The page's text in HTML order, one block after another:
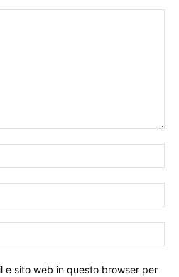
e sito web in questo browser per